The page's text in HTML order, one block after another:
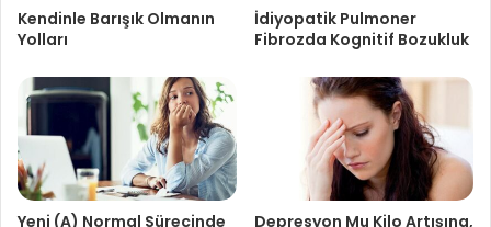
Kendinle Barışık Olmanın
Yolları
İdiyopatik Pulmoner
Fibrozda Kognitif Bozukluk
Yeni (A) Normal Sürecinde
Depresyon Mu Kilo Artışına,